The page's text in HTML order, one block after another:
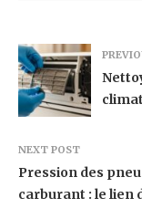
NEXT POST
Pression des
carburant : le lien